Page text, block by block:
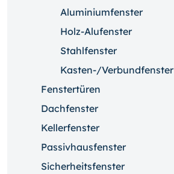
Aluminiumfenster
Holz-Alufenster
Stahlfenster
Kasten-/Verbundfenster
Fenstertüren
Dachfenster
Kellerfenster
Passivhausfenster
Sicherheitsfenster